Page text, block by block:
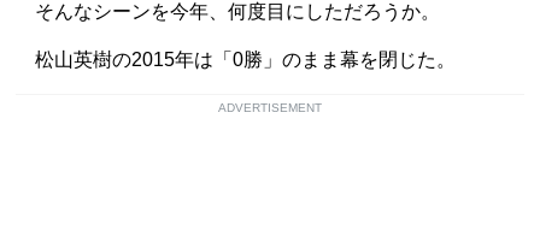
そんなシーンを今年、何度目にしただろうか。
松山英樹の2015年は「0勝」のまま幕を閉じた。
ADVERTISEMENT